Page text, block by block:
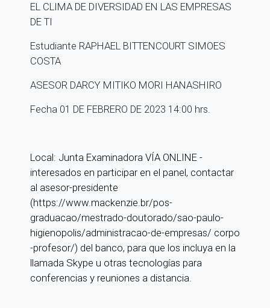
EL CLIMA DE DIVERSIDAD EN LAS EMPRESAS
DE TI
Estudiante RAPHAEL BITTENCOURT SIMOES
COSTA
ASESOR DARCY MITIKO MORI HANASHIRO
Fecha 01 DE FEBRERO DE 2023 14:00 hrs.
Local: Junta Examinadora VÍA ONLINE -
interesados ​​en participar en el panel, contactar
al asesor-presidente
(https://www.mackenzie.br/pos-
graduacao/mestrado-doutorado/sao-paulo-
higienopolis/administracao-de-empresas/ corpo
-profesor/) del banco, para que los incluya en la
llamada Skype u otras tecnologías para
conferencias y reuniones a distancia.